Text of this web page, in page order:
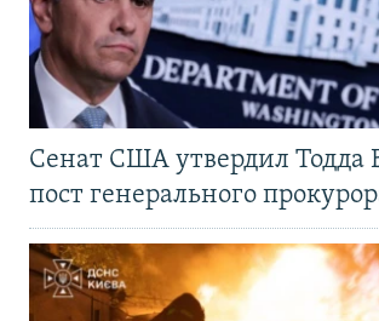
Сенат США утвердил Тодда
пост генерального